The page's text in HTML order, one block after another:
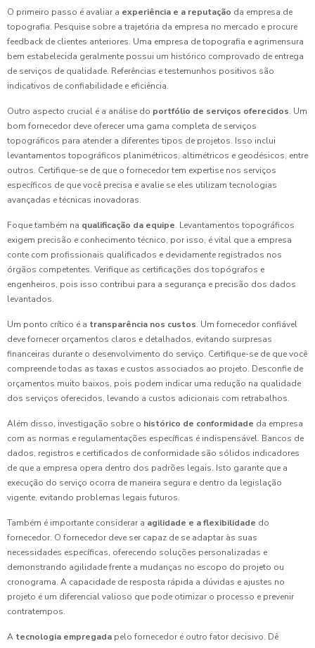
O primeiro passo é avaliar a experiência e a reputação da empresa de
topografia. Pesquise sobre a trajetória da empresa no mercado e procure
feedback de clientes anteriores. Uma empresa de topografia e agrimensura
bem estabelecida geralmente possui um histórico comprovado de entrega
de serviços de qualidade. Referências e testemunhos positivos são
indicativos de confiabilidade e eficiência.
Outro aspecto crucial é a análise do portfólio de serviços oferecidos. Um
bom fornecedor deve oferecer uma gama completa de serviços
topográficos para atender a diferentes tipos de projetos. Isso inclui
levantamentos topográficos planimétricos, altimétricos e geodésicos, entre
outros. Certifique-se de que o fornecedor tem expertise nos serviços
específicos de que você precisa e avalie se eles utilizam tecnologias
avançadas e técnicas inovadoras.
Foque também na qualificação da equipe. Levantamentos topográficos
exigem precisão e conhecimento técnico, por isso, é vital que a empresa
conte com profissionais qualificados e devidamente registrados nos
órgãos competentes. Verifique as certificações dos topógrafos e
engenheiros, pois isso contribui para a segurança e precisão dos dados
levantados.
Um ponto crítico é a transparência nos custos. Um fornecedor confiável
deve fornecer orçamentos claros e detalhados, evitando surpresas
financeiras durante o desenvolvimento do serviço. Certifique-se de que você
compreende todas as taxas e custos associados ao projeto. Desconfie de
orçamentos muito baixos, pois podem indicar uma redução na qualidade
dos serviços oferecidos, levando a custos adicionais com retrabalhos.
Além disso, investigação sobre o histórico de conformidade da empresa
com as normas e regulamentações específicas é indispensável. Bancos de
dados, registros e certificados de conformidade são sólidos indicadores
de que a empresa opera dentro dos padrões legais. Isto garante que a
execução do serviço ocorra de maneira segura e dentro da legislação
vigente, evitando problemas legais futuros.
Também é importante considerar a agilidade e a flexibilidade do
fornecedor. O fornecedor deve ser capaz de se adaptar às suas
necessidades específicas, oferecendo soluções personalizadas e
demonstrando agilidade frente a mudanças no escopo do projeto ou
cronograma. A capacidade de resposta rápida a dúvidas e ajustes no
projeto é um diferencial valioso que pode otimizar o processo e prevenir
contratempos.
A tecnologia empregada pelo fornecedor é outro fator decisivo. Dê